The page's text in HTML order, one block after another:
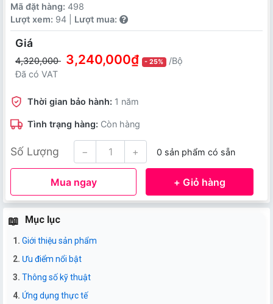
Mã đặt hàng: 498
Lượt xem: 94 | Lượt mua:
Giá
4,320,000 3,240,000₫ - 25%
/Bộ
Đã có VAT
Thời gian bảo hành: 1 năm
Tình trạng hàng: Còn hàng
Số Lượng − + 0 sản phẩm có sẵn
Mua ngay + Giỏ hàng
Mục lục
Giới thiệu sản phẩm
Ưu điểm nổi bật
Thông số kỹ thuật
Ứng dụng thực tế